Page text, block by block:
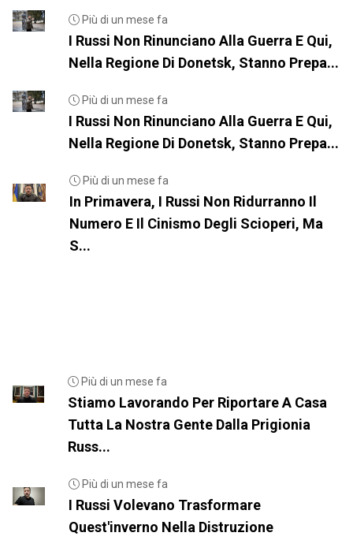
Più di un mese fa
I Russi Non Rinunciano Alla Guerra E Qui,
Nella Regione Di Donetsk, Stanno Prepa...
Più di un mese fa
I Russi Non Rinunciano Alla Guerra E Qui,
Nella Regione Di Donetsk, Stanno Prepa...
Più di un mese fa
In Primavera, I Russi Non Ridurranno Il
Numero E Il Cinismo Degli Scioperi, Ma
S...
Più di un mese fa
Stiamo Lavorando Per Riportare A Casa
Tutta La Nostra Gente Dalla Prigionia
Russ...
Più di un mese fa
I Russi Volevano Trasformare
Quest'inverno Nella Distruzione